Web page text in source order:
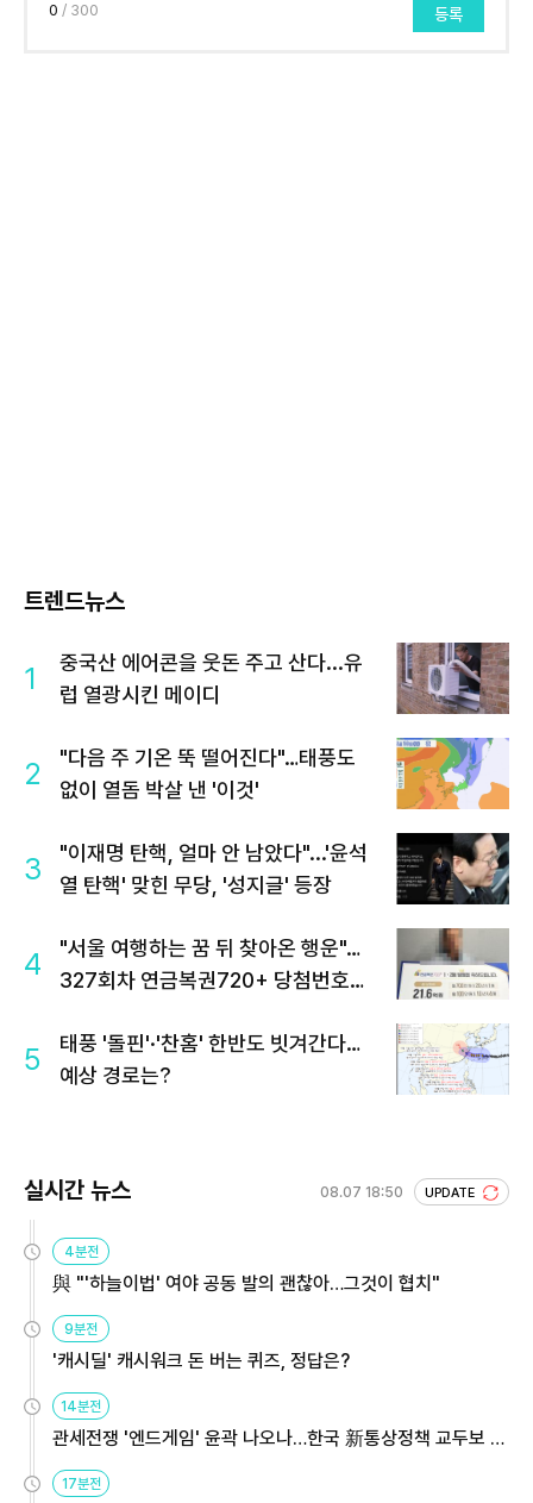
0 / 300 등록
트렌드뉴스
1
중국산 에어콘을 웃돈 주고 산다...유
럽 열광시킨 메이디
2
"다음 주 기온 뚝 떨어진다"…태풍도
없이 열돔 박살 낸 '이것'
3
"이재명 탄핵, 얼마 안 남았다"...'윤석
열 탄핵' 맞힌 무당, '성지글' 등장
4
"서울 여행하는 꿈 뒤 찾아온 행운"…
327회차 연금복권720+ 당첨번호조
5
태풍 '돌핀'·'찬홈' 한반도 빗겨간다…
예상 경로는?
실시간 뉴스 08.07 18:50 UPDATE
4분전
與 "'하늘이법' 여야 공동 발의 괜찮아…그것이 협치"
9분전
'캐시딜' 캐시워크 돈 버는 퀴즈, 정답은?
14분전
관세전쟁 '엔드게임' 윤곽 나오나…한국 新통상정책 교두보 활
용해야
17분전